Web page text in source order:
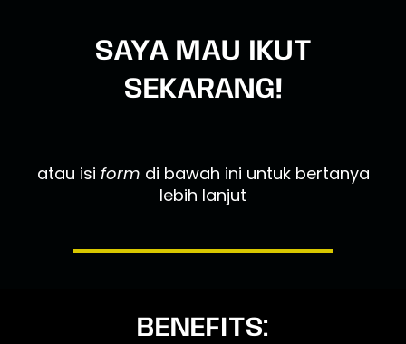
SAYA MAU IKUT
SEKARANG!
atau isi form di bawah ini untuk bertanya
lebih lanjut
BENEFITS: